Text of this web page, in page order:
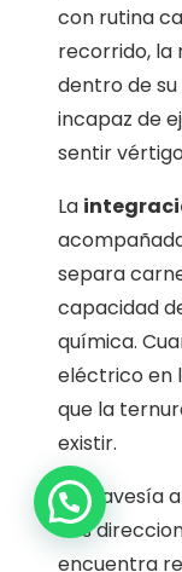
con rutina
recorrido, la
dentro de
incapaz de
sentir
La
separa
capacidad
química.
eléctrico en
que la
existir.
Su travesía
dos
encuentra